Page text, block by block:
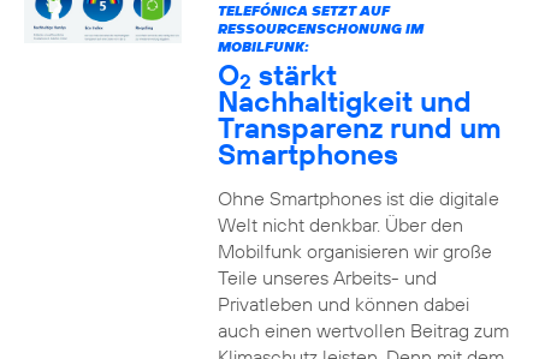
TELEFÓNICA SETZT AUF
RESSOURCENSCHONUNG IM
MOBILFUNK:
O2 stärkt
Nachhaltigkeit und
Transparenz rund um
Smartphones
Ohne Smartphones ist die digitale
Welt nicht denkbar. Über den
Mobilfunk organisieren wir große
Teile unseres Arbeits- und
Privatleben und können dabei
auch einen wertvollen Beitrag zum